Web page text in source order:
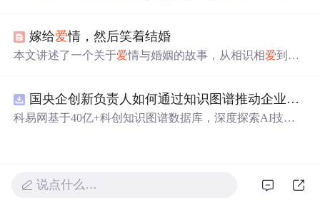
何在平淡中找到幸福。
嫁给爱情，然后笑着结婚
本文讲述了一个关于爱情与婚姻的故事，从相识相爱到共
国央企创新负责人如何通过知识图谱推动企业技术创新与外部资源高效对接？.docx
科易网基于40亿+科创知识图谱数据库，深度探索AI技术
智能化发展。
说点什么…